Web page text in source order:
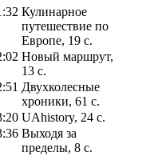
Кулинарное
путешествие по
Европе, 19 с.
Новый маршрут,
13 с.
Двухколесные
хроники, 61 с.
UAhistory, 24 с.
Выходя за
пределы, 8 с.